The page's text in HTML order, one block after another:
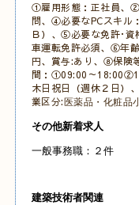
①雇用形態：正社員、
問、④必要なPCスキル
Ｂ）、⑤必要な免許･資
車運転免許必須、⑥年
円、賞与:あり、⑧保険
間：①09:00～
木日祝日（週休２日）
業区分: 医薬品・化粧品
その他新着求人
一般事務職：２件
建築技術者関連